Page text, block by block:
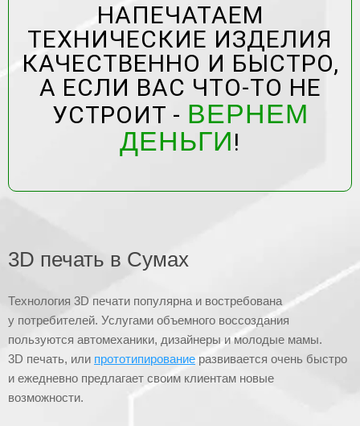
НАПЕЧАТАЕМ
ТЕХНИЧЕСКИЕ ИЗДЕЛИЯ
КАЧЕСТВЕННО И БЫСТРО,
А ЕСЛИ ВАС ЧТО-ТО НЕ
УСТРОИТ - ВЕРНЕМ
ДЕНЬГИ!
3D печать в Сумах
Технология 3D печати популярна и востребована
у потребителей. Услугами объемного воссоздания
пользуются автомеханики, дизайнеры и молодые мамы.
3D печать, или прототипирование развивается очень быстро
и ежедневно предлагает своим клиентам новые
возможности.